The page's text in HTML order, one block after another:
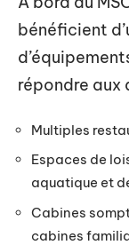
bénéficient
répondre aux
Multiples
Espaces de
aquatique et
Cabines
cabines